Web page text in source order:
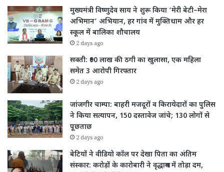
मुख्यमंत्री विष्णुदेव साय ने शुरू किया ‘मेरी बेटी–मेरा
अभिमान’ अभियान, हर गांव में मुक्तिधाम और हर
स्कूल में बालिका शौचालय
2 days ago
सक्ती: ₹90 लाख की ठगी का खुलासा, एक महिला
समेत 3 आरोपी गिरफ्तार
2 days ago
जांजगीर चाम्पा: बाहरी मजदूरों व किरायेदारों का पुलिस
ने किया सत्यापन, 150 दस्तावेज जांचे; 130 लोगों से
पूछताछ
2 days ago
बेटियों ने वीडियो कॉल पर देखा पिता का अंतिम
संस्कार: करोड़ों के कारोबारी ने वृद्धाश्रम में तोड़ा दम,